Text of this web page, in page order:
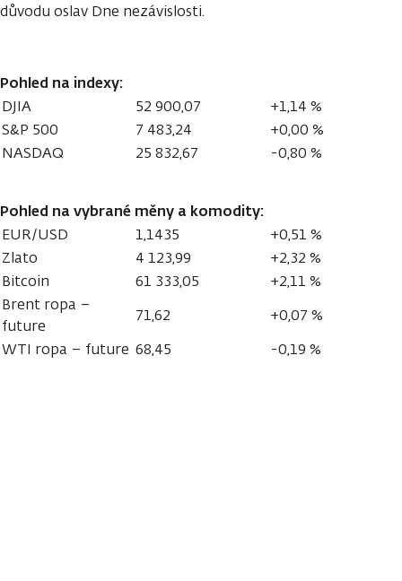
důvodu oslav Dne nezávislosti.
Pohled na indexy:
DJIA 52 900,07
+1,14 %
S&P 500
7 483,24
+0,00 %
NASDAQ
25 832,67 -0,80 %
Pohled na vybrané měny a komodity:
EUR/USD 1,1435
+0,51 %
Zlato
4 123,99
+2,32 %
Bitcoin
61 333,05
+2,11 %
Brent ropa –
future
71,62
+0,07 %
WTI ropa – future 68,45 -0,19 %